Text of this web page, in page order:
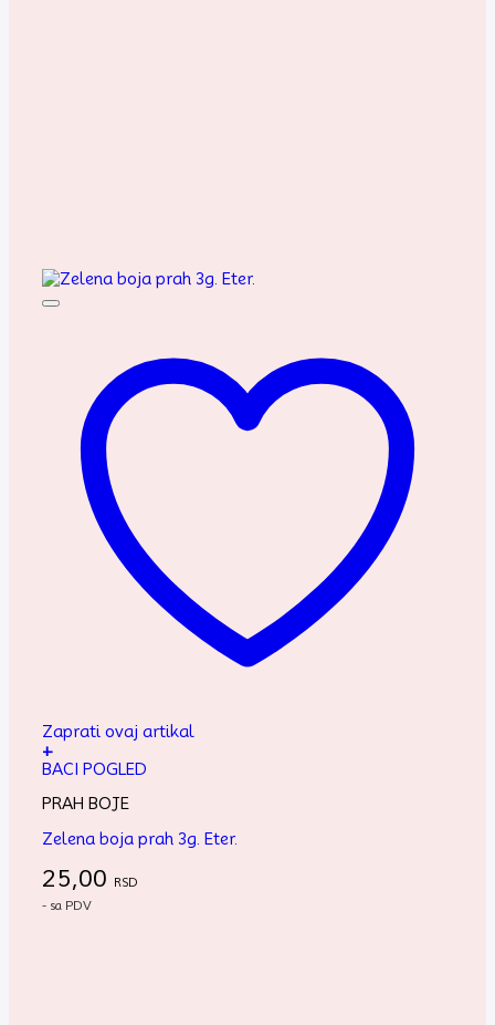
Zaprati ovaj artikal
+
BACI POGLED
PRAH BOJE
Zelena boja prah 3g. Eter.
25,00 RSD
- sa PDV